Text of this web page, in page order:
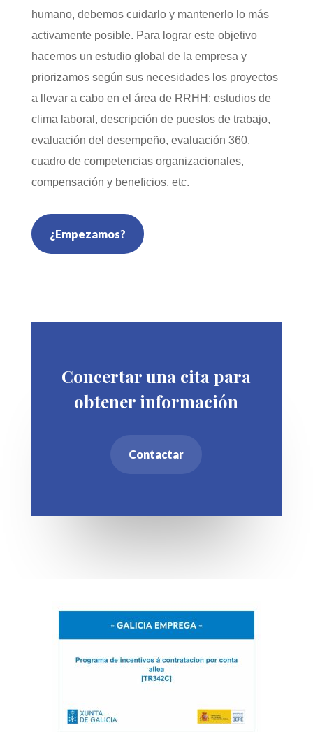
humano, debemos cuidarlo y mantenerlo lo más
activamente posible. Para lograr este objetivo
hacemos un estudio global de la empresa y
priorizamos según sus necesidades los proyectos
a llevar a cabo en el área de RRHH: estudios de
clima laboral, descripción de puestos de trabajo,
evaluación del desempeño, evaluación 360,
cuadro de competencias organizacionales,
compensación y beneficios, etc.
¿Empezamos?
Concertar una cita para
obtener información
Contactar